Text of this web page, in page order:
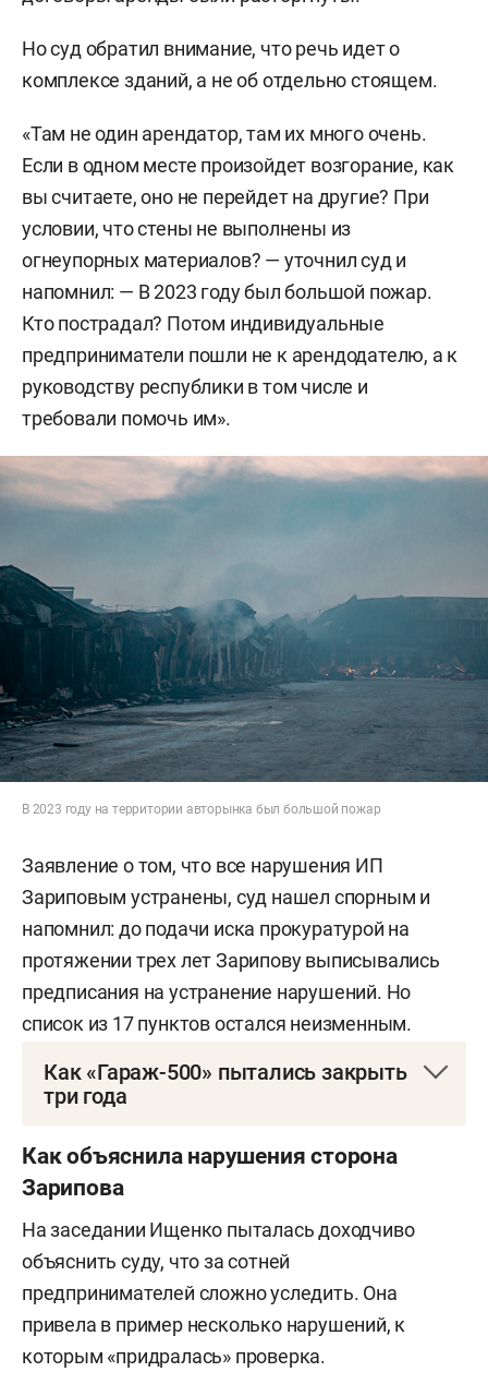
Но суд обратил внимание, что речь идет о
комплексе зданий, а не об отдельно стоящем.
«Там не один арендатор, там их много очень.
Если в одном месте произойдет возгорание, как
вы считаете, оно не перейдет на другие? При
условии, что стены не выполнены из
огнеупорных материалов? — уточнил суд и
напомнил: — В 2023 году был большой пожар.
Кто пострадал? Потом индивидуальные
предприниматели пошли не к арендодателю, а к
руководству республики в том числе и
требовали помочь им».
В 2023 году на территории авторынка был большой пожар
Заявление о том, что все нарушения ИП
Зариповым устранены, суд нашел спорным и
напомнил: до подачи иска прокуратурой на
протяжении трех лет Зарипову выписывались
предписания на устранение нарушений. Но
список из 17 пунктов остался неизменным.
Как «Гараж-500» пытались закрыть
три года
Рынок «Гараж-500» в Набережных Челнах
работает с 1998 года и за это время превратился
из обычного авторынка в одну из крупнейших
торговых площадок не только города, но и всей
закамской зоны Татарстана. Здесь можно было
купить практически все — от детских игрушек и
одежды до запчастей, аккумуляторов и других
товаров. Сам рынок расположен в
Как объяснила нарушения сторона
Зарипова
На заседании Ищенко пыталась доходчиво
объяснить суду, что за сотней
предпринимателей сложно уследить. Она
привела в пример несколько нарушений, к
которым «придралась» проверка.